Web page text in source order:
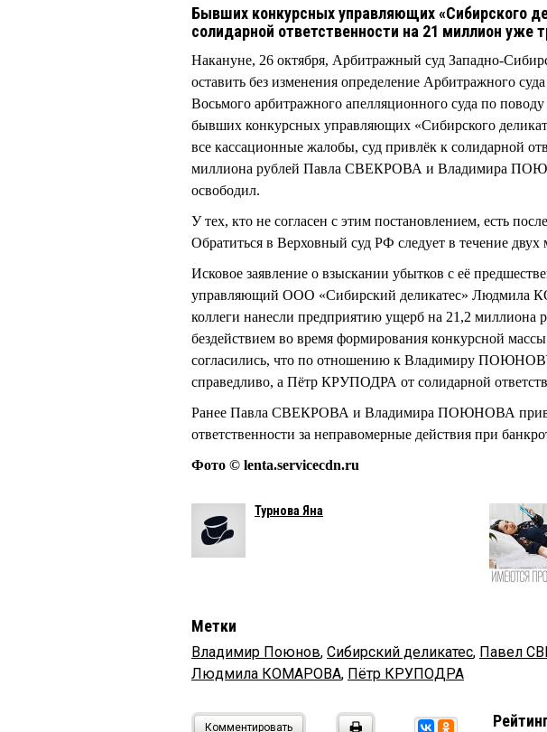
Бывших конкурсных управляющих «Сибирского
солидарной ответственности на 21 миллион уже
Накануне, 26 октября, Арбитражный суд Западно-
оставить без изменения определение Арбитражного
Восьмого арбитражного апелляционного суда по
бывших конкурсных управляющих «Сибирского
все кассационные жалобы, суд привлёк к солидарной
миллиона рублей Павла СВЕКРОВА и Владимира
освободил.
У тех, кто не согласен с этим постановлением, есть
Обратиться в Верховный суд РФ следует в течение двух
Исковое заявление о взыскании убытков с её
управляющий ООО «Сибирский деликатес» Людмила
коллеги нанесли предприятию ущерб на 21,2 миллиона
бездействием во время формирования конкурсной
согласились, что по отношению к Владимиру
справедливо, а Пётр КРУПОДРА от солидарной
Ранее Павла СВЕКРОВА и Владимира ПОЮНОВА
ответственности за неправомерные действия при
Фото © lenta.servicecdn.ru
Турнова Яна
Метки
Владимир Поюнов, Сибирский деликатес, Павел
Людмила КОМАРОВА, Пётр КРУПОДРА
Комментировать